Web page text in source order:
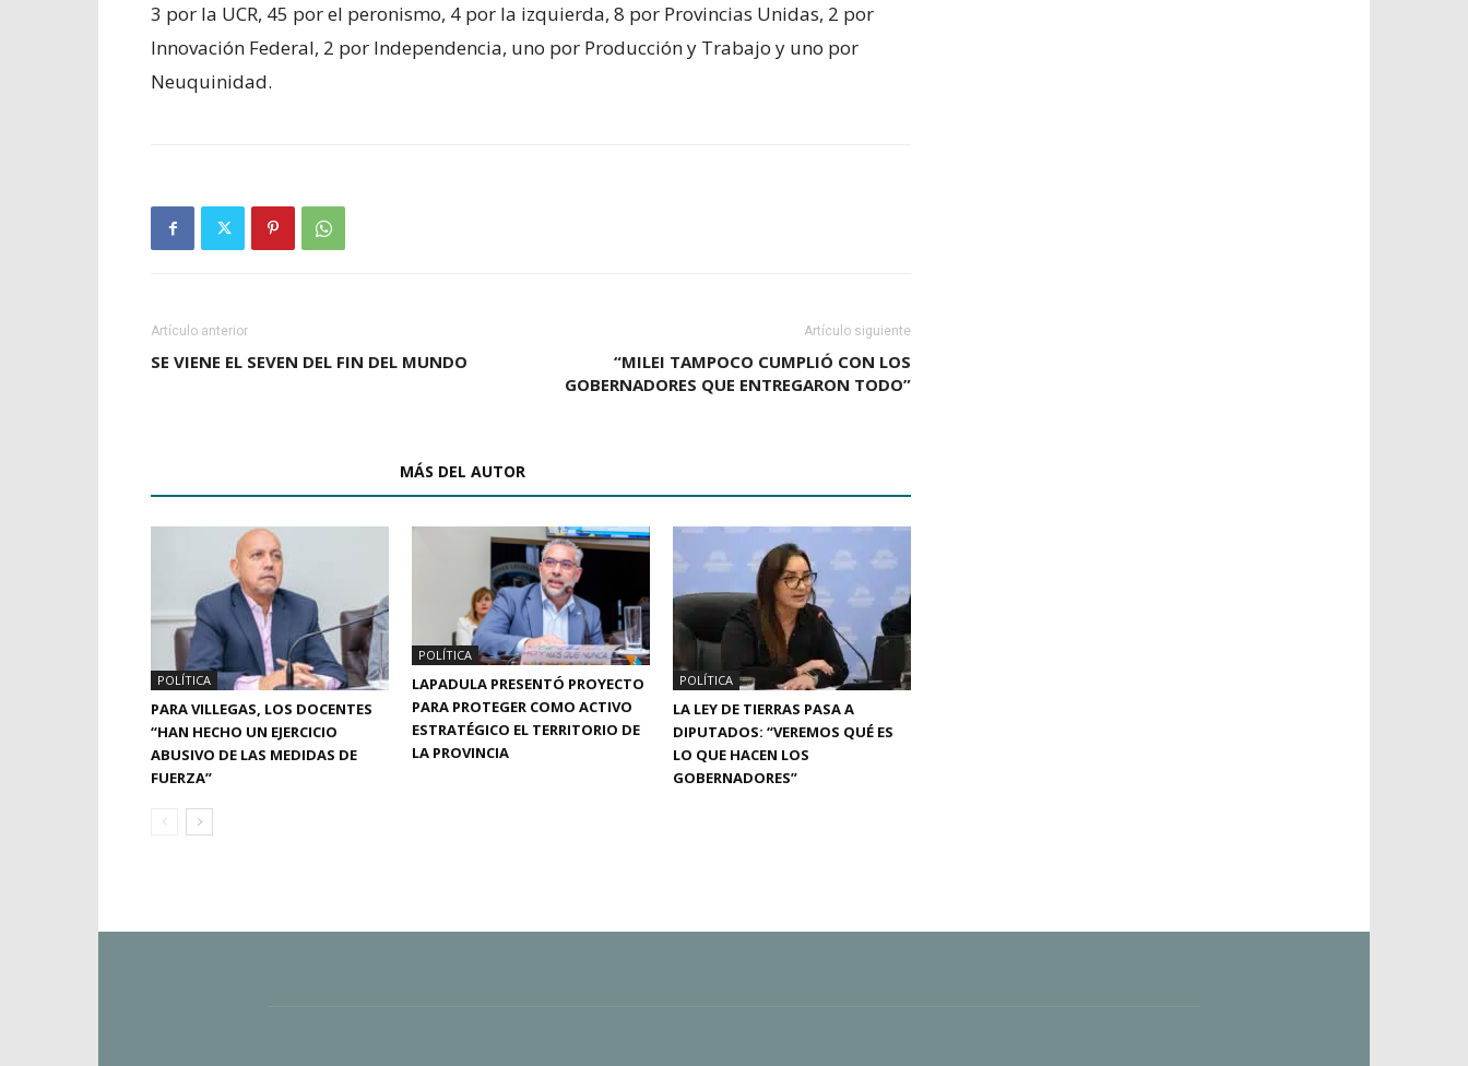
3 por la UCR, 45 por el peronismo, 4 por la izquierda, 8 por Provincias Unidas, 2 por
Innovación Federal, 2 por Independencia, uno por Producción y Trabajo y uno por
Neuquinidad.
Artículo anterior
SE VIENE EL SEVEN DEL FIN DEL MUNDO
Artículo siguiente
“MILEI TAMPOCO CUMPLIÓ CON LOS
GOBERNADORES QUE ENTREGARON TODO”
MÁS DEL AUTOR
POLÍTICA
PARA VILLEGAS, LOS DOCENTES
“HAN HECHO UN EJERCICIO
ABUSIVO DE LAS MEDIDAS DE
FUERZA”
POLÍTICA
LAPADULA PRESENTÓ PROYECTO
PARA PROTEGER COMO ACTIVO
ESTRATÉGICO EL TERRITORIO DE
LA PROVINCIA
POLÍTICA
LA LEY DE TIERRAS PASA A
DIPUTADOS: “VEREMOS QUÉ ES
LO QUE HACEN LOS
GOBERNADORES”